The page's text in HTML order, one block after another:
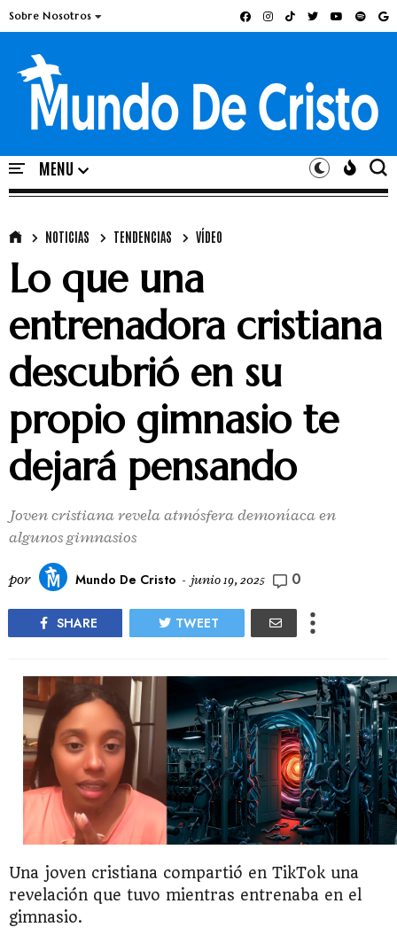
Sobre Nosotros
NOTICIAS TENDENCIAS VÍDEO
Lo que una
entrenadora cristiana
descubrió en su
propio gimnasio te
dejará pensando
Joven cristiana revela atmósfera demoníaca en
algunos gimnasios
por Mundo De Cristo - junio 19, 2025 0
SHARE TWEET
Una joven cristiana compartió en TikTok una
revelación que tuvo mientras entrenaba en el
gimnasio.